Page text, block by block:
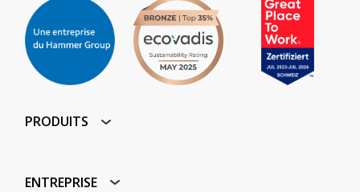
PRODUITS
ENTREPRISE